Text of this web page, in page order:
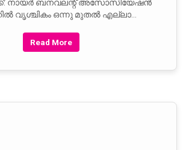
നായര്‍ ബനവലന്റ് അസോസിയേഷന്‍
വൃശ്ചികം ഒന്നു മുതല്‍ എല്ലാ
Read More